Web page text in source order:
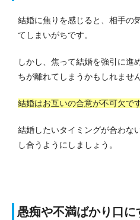
結婚に焦りを感じると、相手の
てしまいがちです。
しかし、焦って結婚を強引に進
ちが離れてしまうかもしれません
結婚はお互いの合意が不可欠で
結婚したいタイミングが合わな
し合うようにしましょう。
愚痴や不満ばかり口に